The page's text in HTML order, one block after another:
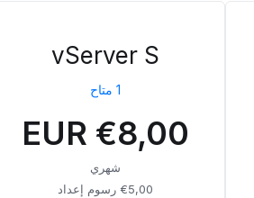
vServer S
1 متاح
€8,00 EUR
شهري
€5,00 رسوم إعداد